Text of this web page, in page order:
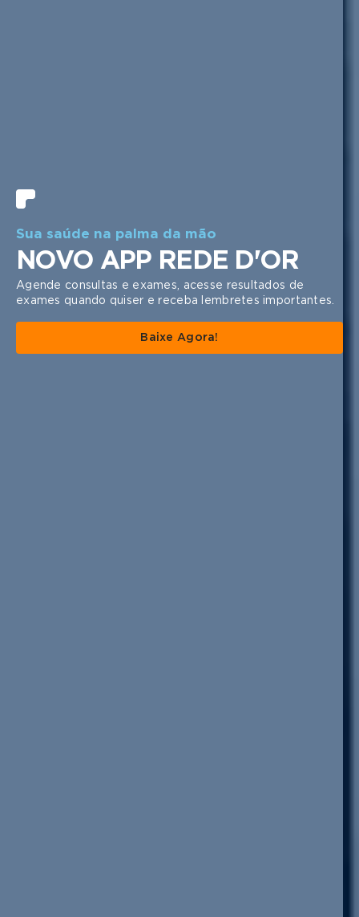
Sua saúde na palma da mão
NOVO APP REDE D'OR
Agende consultas e exames, acesse resultados de
exames quando quiser e receba lembretes importantes.
Baixe Agora!